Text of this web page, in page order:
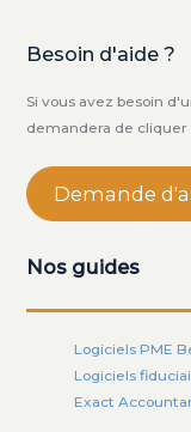
Besoin d'aide ?
Si vous avez besoin
demandera de cliquer
Demande
Nos guides
Logiciels PME
Logiciels
Exact